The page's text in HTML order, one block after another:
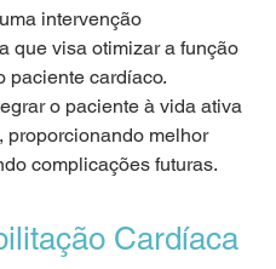
intervenção
que visa otimizar a função
paciente cardíaco.
o paciente à vida ativa
, proporcionando melhor
complicações futuras.
Cardíaca